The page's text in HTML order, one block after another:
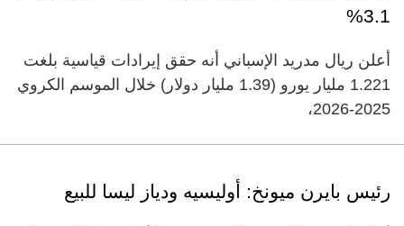
3.1%
أعلن ريال مدريد الإسباني أنه حقق إيرادات قياسية بلغت
1.221 مليار يورو (1.39 مليار دولار) خلال الموسم الكروي
2025-2026،
رئيس بايرن ميونخ: أوليسيه ودياز ليسا للبيع